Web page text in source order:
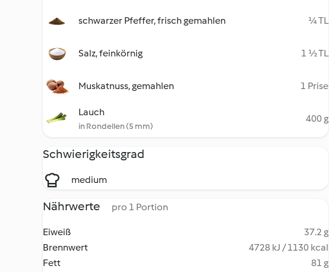
schwarzer Pfeffer, frisch gemahlen ¼ TL
Salz, feinkörnig 1 ½ TL
Muskatnuss, gemahlen 1 Prise
Lauch
in Rondellen (5 mm)
400 g
Schwierigkeitsgrad
medium
Nährwerte pro 1 Portion
Eiweiß
37.2 g
Brennwert
4728 kJ / 1130 kcal
Fett
81 g